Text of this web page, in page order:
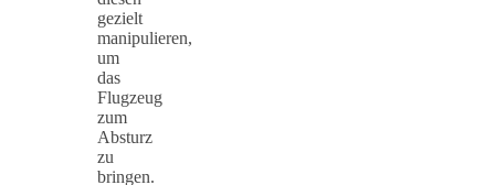
gezielt
manipulieren,
um
das
Flugzeug
zum
Absturz
zu
bringen.